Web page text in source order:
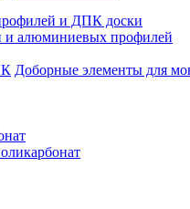
и ДПК доски
алюминиевых профилей
Доборные элементы для